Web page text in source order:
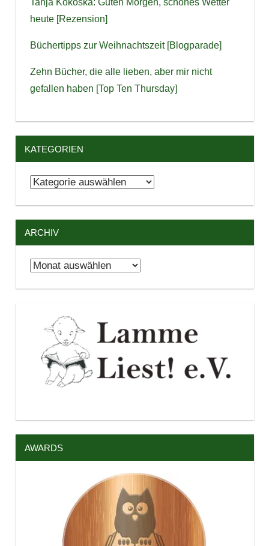
Tanja Kokoska: Guten Morgen, schönes Wetter
heute [Rezension]
Büchertipps zur Weihnachtszeit [Blogparade]
Zehn Bücher, die alle lieben, aber mir nicht
gefallen haben [Top Ten Thursday]
KATEGORIEN
Kategorien
ARCHIV
Archiv
AWARDS